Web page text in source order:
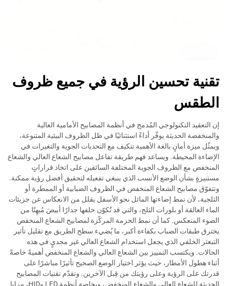
تقنية تحسين الرؤية في جميع ظروف
الطقس
إن التعقيد التكنولوجي المُدمج في أنظمة المصابيح الأمامية العالية
والمنخفضة الحديثة يوفّر أداءً استثنائيًا في ظل الظروف البيئية المتنوعة،
ويمثّل ميزة أمانٍ بالغة الأهمية تتكيف مع التحديات الجوية والتغيرات في
الإضاءة المحيطة. ويساعد فهم طريقة تفاعل مصابيح الشعاع العالي والشعاع
المنخفض مع الظروف الجوية المختلفة السائقين على اتخاذ قراراتٍ
مستنيرةٍ بشأن الوضع الأنسب الذي ينبغي تفعيله لتحقيق أفضل رؤية ممكنة.
وتتفوّق مصابيح الشعاع المنخفض في الظروف الضبابية أو الممطرة أو
الثلجية، لأن نمط إضاءتها المائل نحو الأسفل يقلل من الانعكاس عن جزيئات
الماء العالقة أو بلورات الثلج، والتي قد تُكوّن خلفها جدارًا أبيضَ مُبهِتًا من
الضوء المنعكس. كما أن نمط الحزمة المركّزة لمصابيح الشعاع المنخفض
يخترق طبقات الضباب بكفاءة أكبر، ما يُضيء سطح الطريق مع تقليل تأثير
التبعثر الخلفي الذي يجعل استخدام الشعاع العالي غير مجديٍ في هذه
الحالات. ويكتسب التمييز بين الشعاع العالي والشعاع المنخفض أهميةً خاصةً
أثناء هطول الأمطار، حيث يؤثر اختيار الوضع الصحيح تأثيرًا مباشرًا على
قدرتك على الرؤية وعلى رؤيتك من قِبل الآخرين. وتقدّم تقنيات المصابيح
الحديثة للشعاع العالي والشعاع المنخفض، وبخاصة أنظمة LED وHID، مزايا